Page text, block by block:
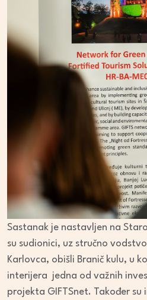
Sastanak je nastavljen na
su sudionici, uz stručno
Karlovca, obišli Branič kulu, u
interijera jedna od važnih
projekta GIFTSnet. Također su